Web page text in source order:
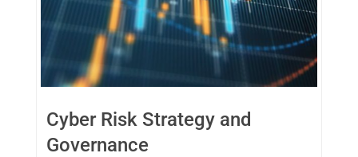
Cyber Risk Strategy and
Governance